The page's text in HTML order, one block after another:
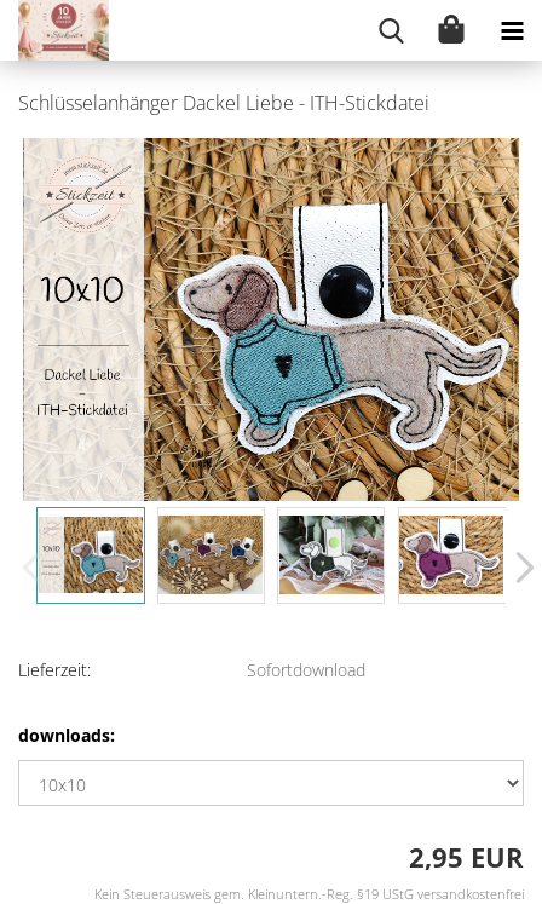
Schlüsselanhänger Dackel Liebe - ITH-Stickdatei
Lieferzeit: Sofortdownload
downloads:
2,95 EUR
Kein Steuerausweis gem. Kleinuntern.-Reg. §19 UStG versandkostenfrei